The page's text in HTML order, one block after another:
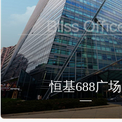
恒基688广场